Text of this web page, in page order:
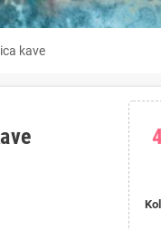
kave